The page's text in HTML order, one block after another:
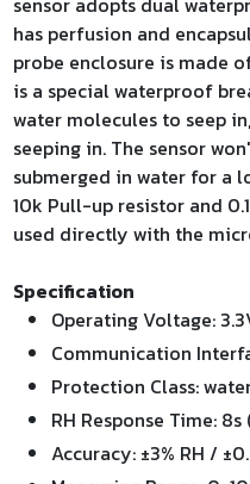
has perfusion and
probe enclosure is made
is a special waterproof
water molecules to seep
seeping in. The sensor
submerged in water for a
10k Pull-up resistor and
used directly with the
Specification
Operating Voltage:
Communication
Protection Class:
RH Response Time:
Accuracy: ±3% RH /